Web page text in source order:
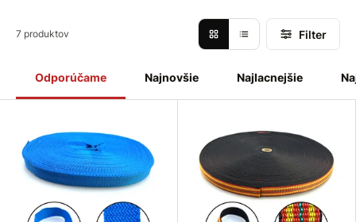
Odporúčame Najnovšie Najlacnejšie
7 produktov Filter